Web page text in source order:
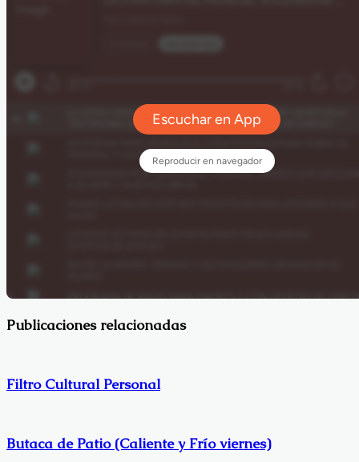
Publicaciones relacionadas
Filtro Cultural Personal
Butaca de Patio (Caliente y Frío viernes)